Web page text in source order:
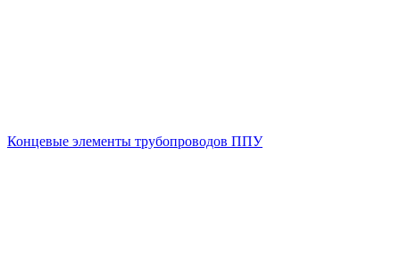
Концевые элементы трубопроводов ППУ